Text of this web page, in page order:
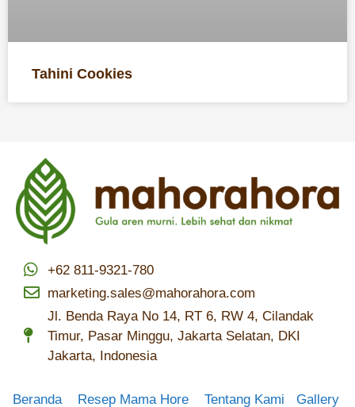
Tahini Cookies
+62 811-9321-780
marketing.sales@mahorahora.com
Jl. Benda Raya No 14, RT 6, RW 4, Cilandak
Timur, Pasar Minggu, Jakarta Selatan, DKI
Jakarta, Indonesia
Beranda Resep Mama Hore Tentang Kami Gallery